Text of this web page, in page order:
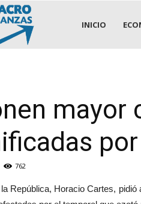
.::MACROFINANZAS::.
INICIO
mayor
762
República, Horacio Cartes,